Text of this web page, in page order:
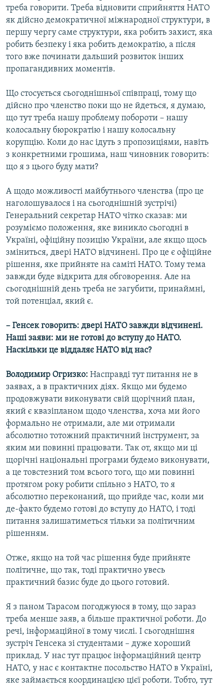
треба говорити. Треба відновити сприйняття НАТО
як дійсно демократичної міжнародної структури, в
першу чергу саме структури, яка робить захист, яка
робить безпеку і яка робить демократію, а після
того вже починати дальший розвиток інших
пропагандивних моментів.
Що стосується сьогоднішньої співпраці, тому що
дійсно про членство поки що не йдеться, я думаю,
що тут треба нашу проблему побороти – нашу
колосальну бюрократію і нашу колосальну
корупцію. Коли до нас ідуть з пропозиціями, навіть
з конкретними грошима, наш чиновник говорить:
що я з цього буду мати?
А щодо можливості майбутнього членства (про це
наголошувалося і на сьогоднішній зустрічі)
Генеральний секретар НАТО чітко сказав: ми
розуміємо положення, яке виникло сьогодні в
Україні, офіційну позицію України, але якщо щось
зміниться, двері НАТО відчинені. Про це є офіційне
рішення, яке прийняте на саміті НАТО. Тому тема
завжди буде відкрита для обговорення. Але на
сьогоднішній день треба не загубити, принаймні,
той потенціал, який є.
– Генсек говорить: двері НАТО завжди відчинені.
Наші заяви: ми не готові до вступу до НАТО.
Наскільки це віддаляє НАТО від нас?
Володимир Огризко: Насправді тут питання не в
заявах, а в практичних діях. Якщо ми будемо
продовжувати виконувати свій щорічний план,
який є квазіпланом щодо членства, хоча ми його
формально не отримали, але ми отримали
абсолютно тотожний практичний інструмент, за
яким ми повинні працювати. Так от, якщо ми ці
щорічні національні програми будемо виконувати,
а це товстезний том всього того, що ми повинні
протягом року робити спільно з НАТО, то я
абсолютно переконаний, що прийде час, коли ми
де-факто будемо готові до вступу до НАТО, і тоді
питання залишатиметься тільки за політичним
рішенням.
Отже, якщо на той час рішення буде прийняте
політичне, що так, тоді практично увесь
практичний базис буде до цього готовий.
Я з паном Тарасом погоджуюся в тому, що зараз
треба менше заяв, а більше практичної роботи. До
речі, інформаційної в тому числі. І сьогоднішня
зустріч Генсека зі студентами – дуже хороший
приклад. У нас тут працює інформаційний центр
НАТО, у нас є контактне посольство НАТО в Україні,
яке займається координацією цієї роботи. Тобто, тут